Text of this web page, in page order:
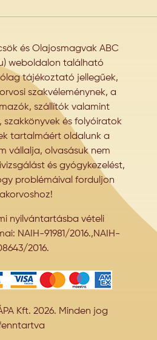
és Olajosmagvak ABC
weboldalon található
tájékoztató jellegűek,
szakvéleménynek, a
szállítók valamint
szakkönyvek és folyóiratok
tartalmáért oldalunk a
vállalja, olvasásuk nem
és gyógykezelést,
problémáival forduljon
nyilvántartásba vételi
NAIH-91981/2016.,NAIH-
2016.
Kft. 2026. Minden jog